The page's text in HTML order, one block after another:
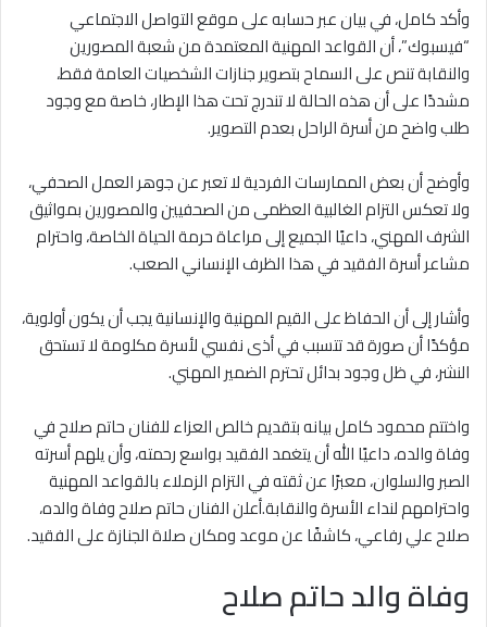
وأكد كامل، في بيان عبر حسابه على موقع التواصل الاجتماعي
“فيسبوك”، أن القواعد المهنية المعتمدة من شعبة المصورين
والنقابة تنص على السماح بتصوير جنازات الشخصيات العامة فقط،
مشددًا على أن هذه الحالة لا تندرج تحت هذا الإطار، خاصة مع وجود
طلب واضح من أسرة الراحل بعدم التصوير.
وأوضح أن بعض الممارسات الفردية لا تعبر عن جوهر العمل الصحفي،
ولا تعكس التزام الغالبية العظمى من الصحفيين والمصورين بمواثيق
الشرف المهني، داعيًا الجميع إلى مراعاة حرمة الحياة الخاصة، واحترام
مشاعر أسرة الفقيد في هذا الظرف الإنساني الصعب.
وأشار إلى أن الحفاظ على القيم المهنية والإنسانية يجب أن يكون أولوية،
مؤكدًا أن صورة قد تتسبب في أذى نفسي لأسرة مكلومة لا تستحق
النشر، في ظل وجود بدائل تحترم الضمير المهني.
واختتم محمود كامل بيانه بتقديم خالص العزاء للفنان حاتم صلاح في
وفاة والده، داعيًا الله أن يتغمد الفقيد بواسع رحمته، وأن يلهم أسرته
الصبر والسلوان، معبرًا عن ثقته في التزام الزملاء بالقواعد المهنية
واحترامهم لنداء الأسرة والنقابة.أعلن الفنان حاتم صلاح وفاة والده،
صلاح علي رفاعي، كاشفًا عن موعد ومكان صلاة الجنازة على الفقيد.
وفاة والد حاتم صلاح